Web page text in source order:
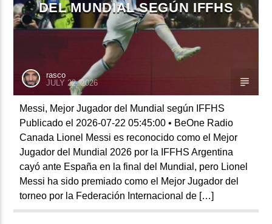
DEL MUNDIAL SEGÚN IFFHS
rasco
JULY 22, 2026
Messi, Mejor Jugador del Mundial según IFFHS
Publicado el 2026-07-22 05:45:00 • BeOne Radio
Canada Lionel Messi es reconocido como el Mejor
Jugador del Mundial 2026 por la IFFHS Argentina
cayó ante España en la final del Mundial, pero Lionel
Messi ha sido premiado como el Mejor Jugador del
torneo por la Federación Internacional de […]